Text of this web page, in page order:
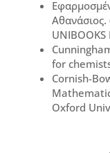
Αθανάσιος.
UNIBOOKS
for
Cornish-
Oxford